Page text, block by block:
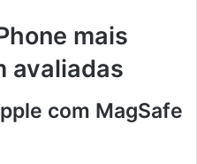
mais
avaliadas
com MagSafe